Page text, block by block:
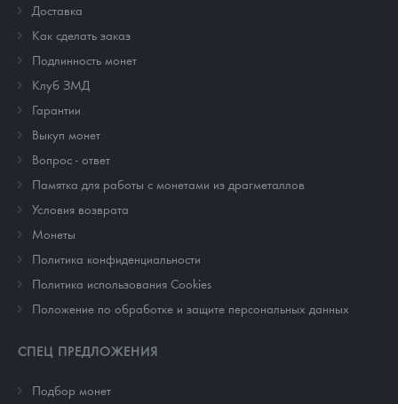
Доставка
Как сделать заказ
Подлинность монет
Клуб ЗМД
Гарантии
Выкуп монет
Вопрос - ответ
Памятка для работы с монетами из драгметаллов
Условия возврата
Монеты
Политика конфиденциальности
Политика использования Cookies
Положение по обработке и защите персональных данных
СПЕЦ ПРЕДЛОЖЕНИЯ
Подбор монет